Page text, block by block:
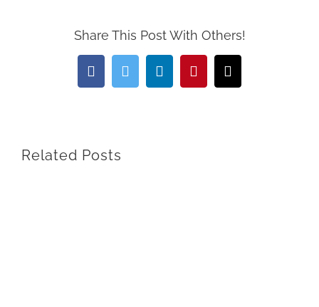
Share This Post With Others!
FacebookTwitterLinkedInPinterestEmail
Related Posts